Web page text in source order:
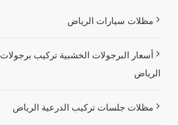
مظلات سيارات الرياض
أسعار البرجولات الخشبية تركيب برجولات
الرياض
مظلات جلسات تركيب الدرعية الرياض